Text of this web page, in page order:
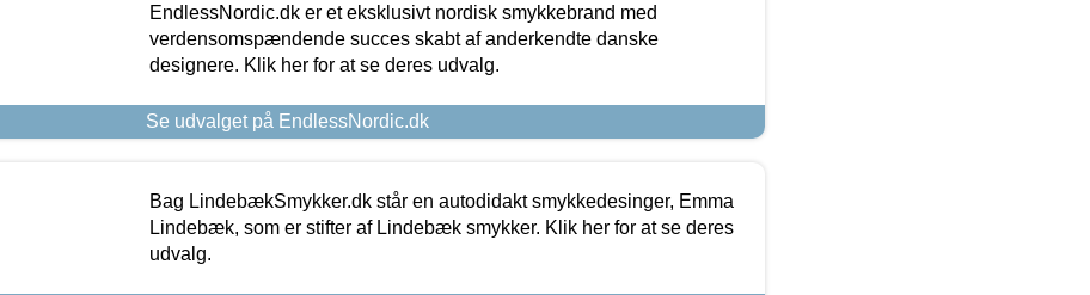
EndlessNordic.dk er et eksklusivt nordisk smykkebrand med
verdensomspændende succes skabt af anderkendte danske
designere. Klik her for at se deres udvalg.
Se udvalget på EndlessNordic.dk
Bag LindebækSmykker.dk står en autodidakt smykkedesinger, Emma
Lindebæk, som er stifter af Lindebæk smykker. Klik her for at se deres
udvalg.